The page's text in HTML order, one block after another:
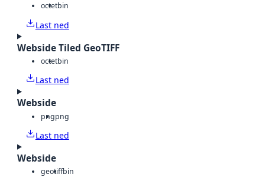
octetbin
Last ned
Webside Tiled GeoTIFF
octetbin
Last ned
Webside
pngpng
Last ned
Webside
geotiffbin